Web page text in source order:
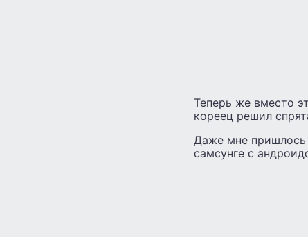
Теперь же вместо
кореец решил
Даже мне пришлось
самсунге с